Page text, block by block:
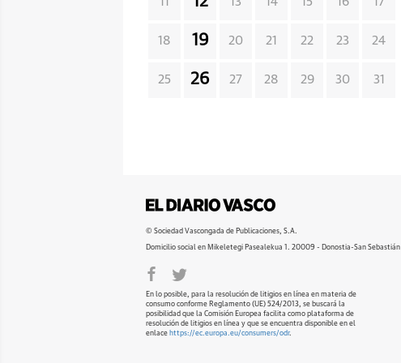
18 19 20 21 22 23 24
25 26 27 28 29 30 31
© Sociedad Vascongada de Publicaciones, S.A.
Domicilio social en Mikeletegi Pasealekua 1. 20009 - Donostia-San Sebastián
En lo posible, para la resolución de litigios en línea en materia de
consumo conforme Reglamento (UE) 524/2013, se buscará la
posibilidad que la Comisión Europea facilita como plataforma de
resolución de litigios en línea y que se encuentra disponible en el
enlace https://ec.europa.eu/consumers/odr.